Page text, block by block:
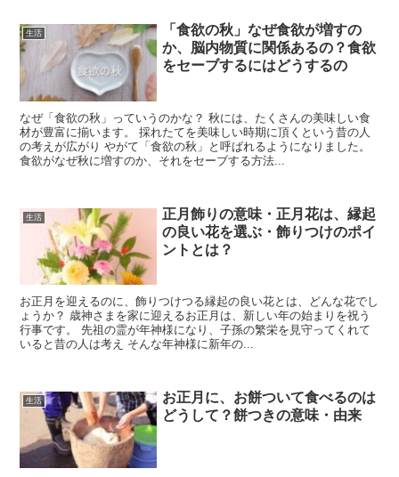
生活
「食欲の秋」なぜ食欲が増すの
か、脳内物質に関係あるの？食欲
をセーブするにはどうするの
なぜ「食欲の秋」っていうのかな？ 秋には、たくさんの美味しい食
材が豊富に揃います。 採れたてを美味しい時期に頂くという昔の人
の考えが広がり やがて「食欲の秋」と呼ばれるようになりました。
食欲がなぜ秋に増すのか、それをセーブする方法...
生活
正月飾りの意味・正月花は、縁起
の良い花を選ぶ・飾りつけのポイ
ントとは？
お正月を迎えるのに、飾りつけつる縁起の良い花とは、どんな花でし
ょうか？ 歳神さまを家に迎えるお正月は、新しい年の始まりを祝う
行事です。 先祖の霊が年神様になり、子孫の繁栄を見守ってくれて
いると昔の人は考え そんな年神様に新年の...
生活
お正月に、お餅ついて食べるのは
どうして？餅つきの意味・由来